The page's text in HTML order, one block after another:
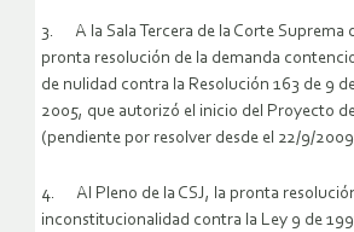
3. A la Sala Tercera de la Corte Suprema
pronta resolución de la demanda
de nulidad contra la Resolución 163 de 9
2005, que autorizó el inicio del Proyecto
(pendiente por resolver desde el 22/9/
4. Al Pleno de la CSJ, la pronta
inconstitucionalidad contra la Ley 9 de